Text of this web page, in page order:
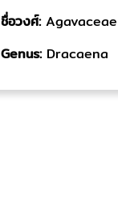
ชื่อวงศ์: Agavaceae
Genus: Dracaena